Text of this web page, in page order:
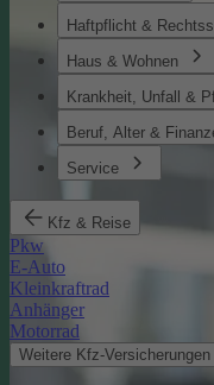
Haftpflicht &
Haus & Wohnen
Krankheit, Unfall &
Beruf, Alter &
Service
Kfz & Reise
Pkw
E-Auto
Kleinkraftrad
Anhänger
Motorrad
Weitere Kfz-Versicherungen